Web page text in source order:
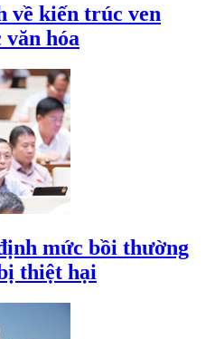
về kiến trúc ven
văn hóa
mức bồi thường
thiệt hại